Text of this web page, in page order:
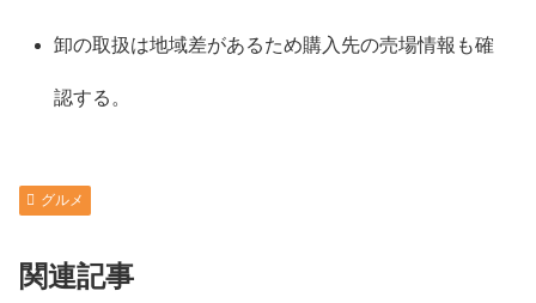
卸の取扱は地域差があるため購入先の売場情報も確
認する。
グルメ
関連記事